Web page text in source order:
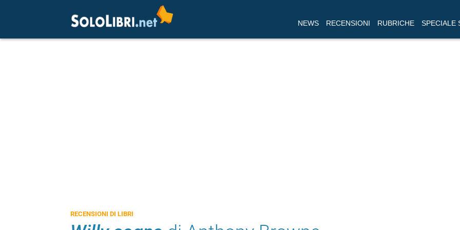
NEWS RECENSIONI RUBRICHE SPECIALE
RECENSIONI DI LIBRI